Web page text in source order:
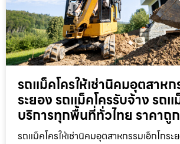
รถแม็คโครให้เช่านิคมอุตสาหก
ระยอง รถแม็คโครรับจ้าง รถแ
บริการทุกพื้นที่ทั่วไทย ราคาถูก
รถแม็คโครให้เช่านิคมอุตสาหกรรมเอ็กโกระ